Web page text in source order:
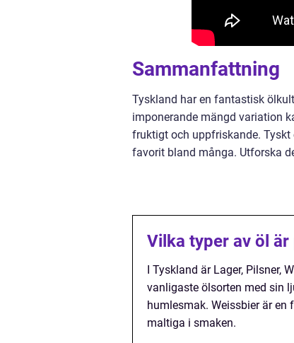
Sammanfattning
Tyskland har en fantastisk
imponerande mängd variation
fruktigt och uppfriskande.
favorit bland många. Utforska
Vilka typer av öl
I Tyskland är Lager, Pilsner,
vanligaste ölsorten med sin
humlesmak. Weissbier är en
maltiga i smaken.